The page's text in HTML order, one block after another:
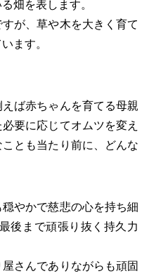
畑を表します。
が、草や木を大きく育て
ます。
ば赤ちゃんを育てる母親
要に応じてオムツを変え
とも当たり前に、どんな
やかで慈悲の心を持ち細
後まで頑張り抜く持久力
さんでありながらも頑固